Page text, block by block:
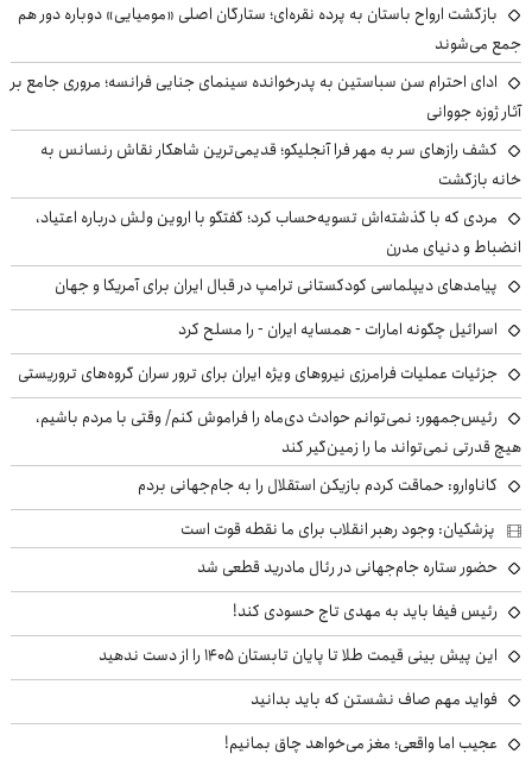
بازگشت ارواح باستان به پرده نقره‌ای؛ ستارگان اصلی «مومیایی» دوباره دور هم
جمع می‌شوند
ادای احترام سن سباستین به پدرخوانده سینمای جنایی فرانسه؛ مروری جامع بر
آثار ژوزه جووانی
کشف رازهای سر به مهر فرا آنجلیکو؛ قدیمی‌ترین شاهکار نقاش رنسانس به
خانه بازگشت
مردی که با گذشته‌اش تسویه‌حساب کرد؛ گفتگو با اروین ولش درباره اعتیاد،
انضباط و دنیای مدرن
پیامدهای دیپلماسی کودکستانی ترامپ در قبال ایران برای آمریکا و جهان
اسرائیل چگونه امارات - همسایه ایران - را مسلح کرد
جزئیات عملیات فرامرزی نیروهای ویژه ایران برای ترور سران گروه‌های تروریستی
رئیس‌جمهور: نمی‌توانم حوادث دی‌ماه را فراموش کنم/ وقتی با مردم باشیم،
هیچ قدرتی نمی‌تواند ما را زمین‌گیر کند
کاناوارو: حماقت کردم بازیکن استقلال را به جام‌جهانی بردم
پزشکیان: وجود رهبر انقلاب برای ما نقطه قوت است
حضور ستاره جام‌جهانی در رئال مادرید قطعی شد
رئیس فیفا باید به مهدی تاج حسودی کند!
این پیش بینی قیمت طلا تا پایان تابستان ۱۴۰۵ را از دست ندهید
فواید مهم صاف نشستن که باید بدانید
عجیب اما واقعی؛ مغز می‌خواهد چاق بمانیم!